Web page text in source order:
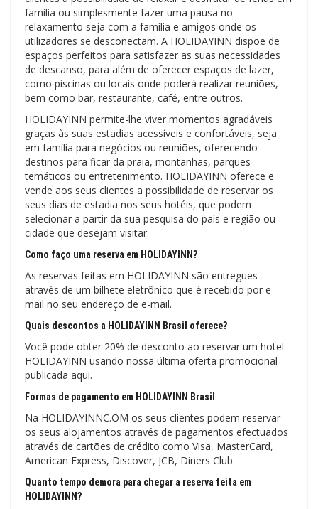
família ou simplesmente fazer uma pausa no
relaxamento seja com a família e amigos onde os
utilizadores se desconectam. A HOLIDAYINN dispõe de
espaços perfeitos para satisfazer as suas necessidades
de descanso, para além de oferecer espaços de lazer,
como piscinas ou locais onde poderá realizar reuniões,
bem como bar, restaurante, café, entre outros.
HOLIDAYINN permite-lhe viver momentos agradáveis ​​
graças às suas estadias acessíveis e confortáveis, seja
em família para negócios ou reuniões, oferecendo
destinos para ficar da praia, montanhas, parques
temáticos ou entretenimento. HOLIDAYINN oferece e
vende aos seus clientes a possibilidade de reservar os
seus dias de estadia nos seus hotéis, que podem
selecionar a partir da sua pesquisa do país e região ou
cidade que desejam visitar.
Como faço uma reserva em HOLIDAYINN?
As reservas feitas em HOLIDAYINN são entregues
através de um bilhete eletrônico que é recebido por e-
mail no seu endereço de e-mail.
Quais descontos a HOLIDAYINN Brasil oferece?
Você pode obter 20% de desconto ao reservar um hotel
HOLIDAYINN usando nossa última oferta promocional
publicada aqui.
Formas de pagamento em HOLIDAYINN Brasil
Na HOLIDAYINNC.OM os seus clientes podem reservar
os seus alojamentos através de pagamentos efectuados
através de cartões de crédito como Visa, MasterCard,
American Express, Discover, JCB, Diners Club.
Quanto tempo demora para chegar a reserva feita em
HOLIDAYINN?